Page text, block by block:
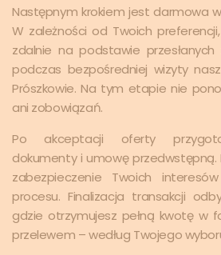
Następnym krokiem jest darmowa
W zależności od Twoich
zdalnie na podstawie
podczas bezpośredniej wizyty
Prószkowie. Na tym etapie nie
ani zobowiązań.
Po akceptacji oferty
dokumenty i umowę przedwstępną.
zabezpieczenie Twoich
procesu. Finalizacja transakcji
gdzie otrzymujesz pełną kwotę w
przelewem – według Twojego